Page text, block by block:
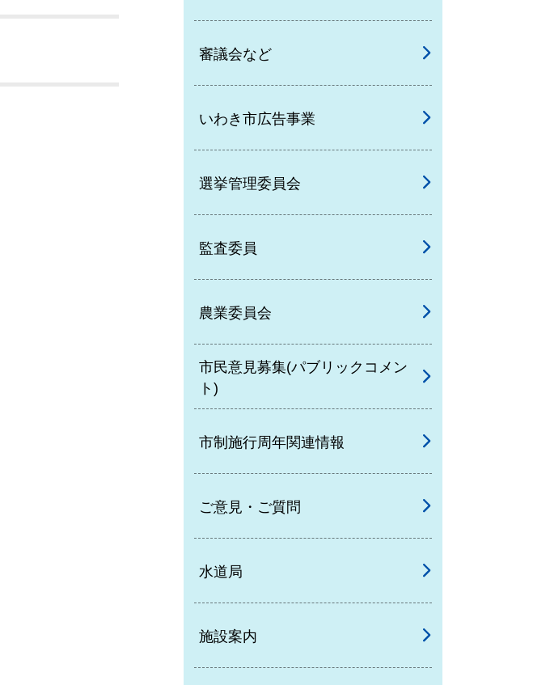
審議会など
いわき市広告事業
選挙管理委員会
監査委員
農業委員会
市民意見募集(パブリックコメン
ト)
市制施行周年関連情報
ご意見・ご質問
水道局
施設案内